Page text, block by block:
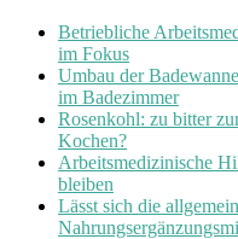
Betriebliche
im Fokus
Umbau der
im Badezimmer
Rosenkohl: zu bitter
Kochen?
Arbeitsmedizinische
bleiben
Lässt sich die